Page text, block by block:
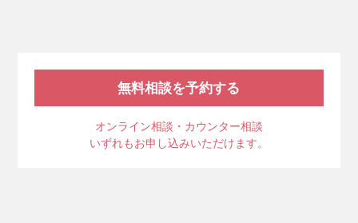
無料相談を予約する
オンライン相談・カウンター相談
いずれもお申し込みいただけます。